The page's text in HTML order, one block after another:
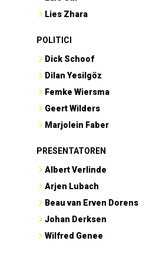
Lies Zhara
POLITICI
Dick Schoof
Dilan Yesilgöz
Femke Wiersma
Geert Wilders
Marjolein Faber
PRESENTATOREN
Albert Verlinde
Arjen Lubach
Beau van Erven Dorens
Johan Derksen
Wilfred Genee